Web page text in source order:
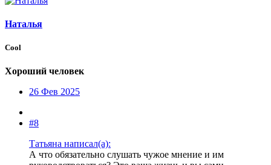
Наталья
Cool
Хороший человек
26 Фев 2025
#8
Tатьяна написал(а):
А что обязательно слушать чужое мнение и им